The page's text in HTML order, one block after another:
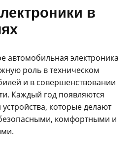
в
автомобильная электроника
роль в техническом
и в совершенствовании
Каждый год появляются
которые делают
комфортными и